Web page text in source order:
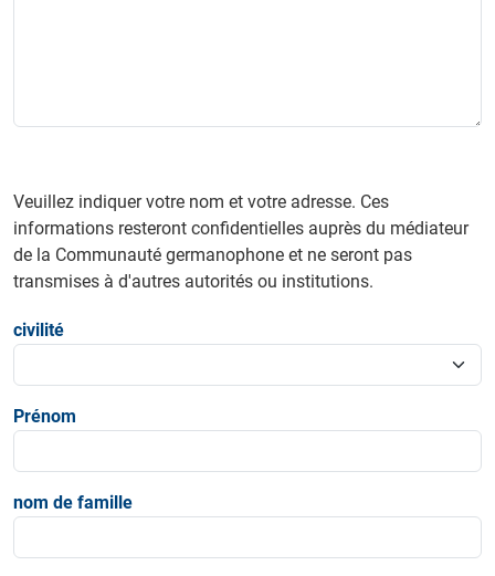
Veuillez indiquer votre nom et votre adresse. Ces
informations resteront confidentielles auprès du médiateur
de la Communauté germanophone et ne seront pas
transmises à d'autres autorités ou institutions.
civilité
Prénom
nom de famille